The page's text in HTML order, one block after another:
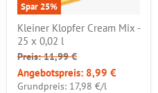
Spar25%
Kleiner Klopfer Cream Mix -
25 x 0,02 l
Preis: 11,99 €
Angebotspreis: 8,99 €
Grundpreis: 17,98 €/pro
l